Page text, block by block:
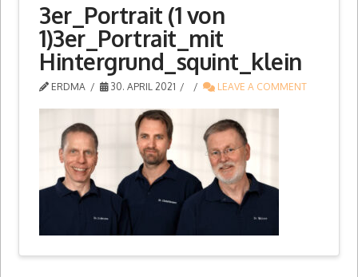
3er_Portrait (1 von
1)3er_Portrait_mit
Hintergrund_squint_klein
ERDMA 30. APRIL 2021 LEAVE A COMMENT